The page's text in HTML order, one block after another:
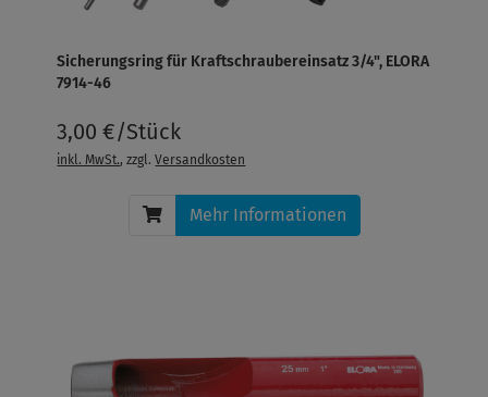
Sicherungsring für Kraftschraubereinsatz 3/4", ELORA
7914-46
3,00 €/Stück
inkl. MwSt., zzgl.Versandkosten
Mehr Informationen